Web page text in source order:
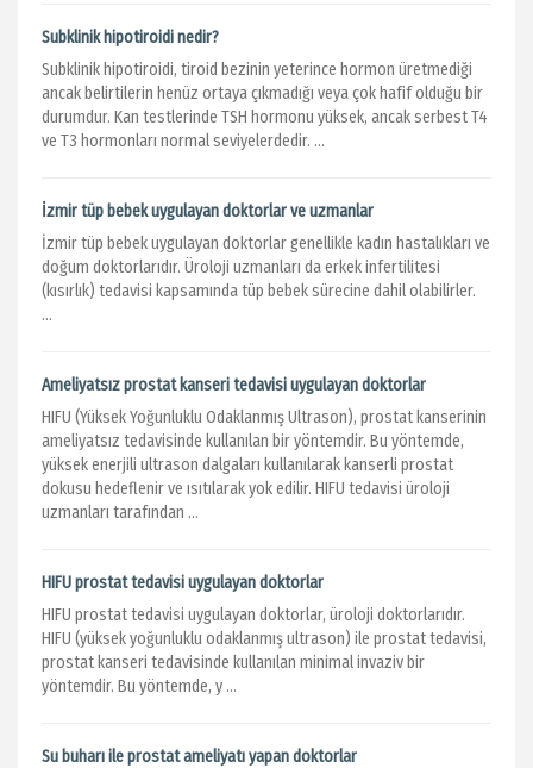
Subklinik hipotiroidi nedir?
Subklinik hipotiroidi, tiroid bezinin yeterince hormon üretmediği
ancak belirtilerin henüz ortaya çıkmadığı veya çok hafif olduğu bir
durumdur. Kan testlerinde TSH hormonu yüksek, ancak serbest T4
ve T3 hormonları normal seviyelerdedir. ...
İzmir tüp bebek uygulayan doktorlar ve uzmanlar
İzmir tüp bebek uygulayan doktorlar genellikle kadın hastalıkları ve
doğum doktorlarıdır. Üroloji uzmanları da erkek infertilitesi
(kısırlık) tedavisi kapsamında tüp bebek sürecine dahil olabilirler.
...
Ameliyatsız prostat kanseri tedavisi uygulayan doktorlar
HIFU (Yüksek Yoğunluklu Odaklanmış Ultrason), prostat kanserinin
ameliyatsız tedavisinde kullanılan bir yöntemdir. Bu yöntemde,
yüksek enerjili ultrason dalgaları kullanılarak kanserli prostat
dokusu hedeflenir ve ısıtılarak yok edilir. HIFU tedavisi üroloji
uzmanları tarafından ...
HIFU prostat tedavisi uygulayan doktorlar
HIFU prostat tedavisi uygulayan doktorlar, üroloji doktorlarıdır.
HIFU (yüksek yoğunluklu odaklanmış ultrason) ile prostat tedavisi,
prostat kanseri tedavisinde kullanılan minimal invaziv bir
yöntemdir. Bu yöntemde, y ...
Su buharı ile prostat ameliyatı yapan doktorlar